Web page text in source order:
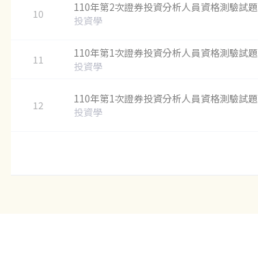
10
110年第2次證券投資分析人員資格測驗試題
投資學
11
110年第1次證券投資分析人員資格測驗試題
投資學
12
110年第1次證券投資分析人員資格測驗試題
投資學